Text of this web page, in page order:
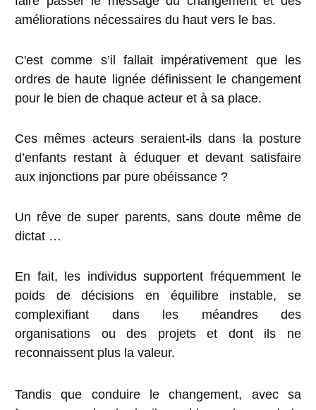
améliorations nécessaires du haut vers le bas.
C'est comme s’il fallait impérativement que les
ordres de haute lignée définissent le changement
pour le bien de chaque acteur et à sa place.
Ces mêmes acteurs seraient-ils dans la posture
d’enfants restant à éduquer et devant satisfaire
aux injonctions par pure obéissance ?
Un rêve de super parents, sans doute même de
dictat …
En fait, les individus supportent fréquemment le
poids de décisions en équilibre instable, se
complexifiant dans les méandres des
organisations ou des projets et dont ils ne
reconnaissent plus la valeur.
Tandis que conduire le changement, avec sa